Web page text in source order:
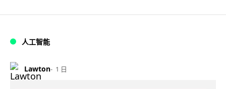
人工智能
Lawton 1 日